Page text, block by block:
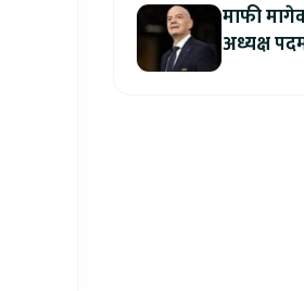
माफी
अध्यक्ष